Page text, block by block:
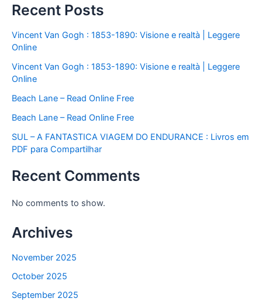
Recent Posts
Vincent Van Gogh : 1853-1890: Visione e realtà | Leggere
Online
Vincent Van Gogh : 1853-1890: Visione e realtà | Leggere
Online
Beach Lane – Read Online Free
Beach Lane – Read Online Free
SUL – A FANTASTICA VIAGEM DO ENDURANCE : Livros em
PDF para Compartilhar
Recent Comments
No comments to show.
Archives
November 2025
October 2025
September 2025